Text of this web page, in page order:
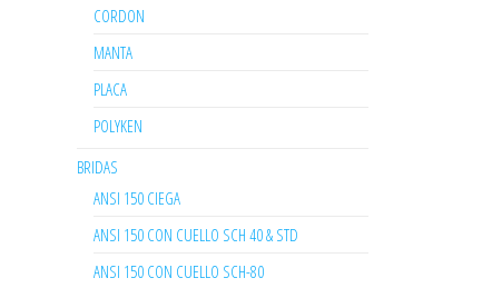
CORDON
MANTA
PLACA
POLYKEN
BRIDAS
ANSI 150 CIEGA
ANSI 150 CON CUELLO SCH 40 & STD
ANSI 150 CON CUELLO SCH-80